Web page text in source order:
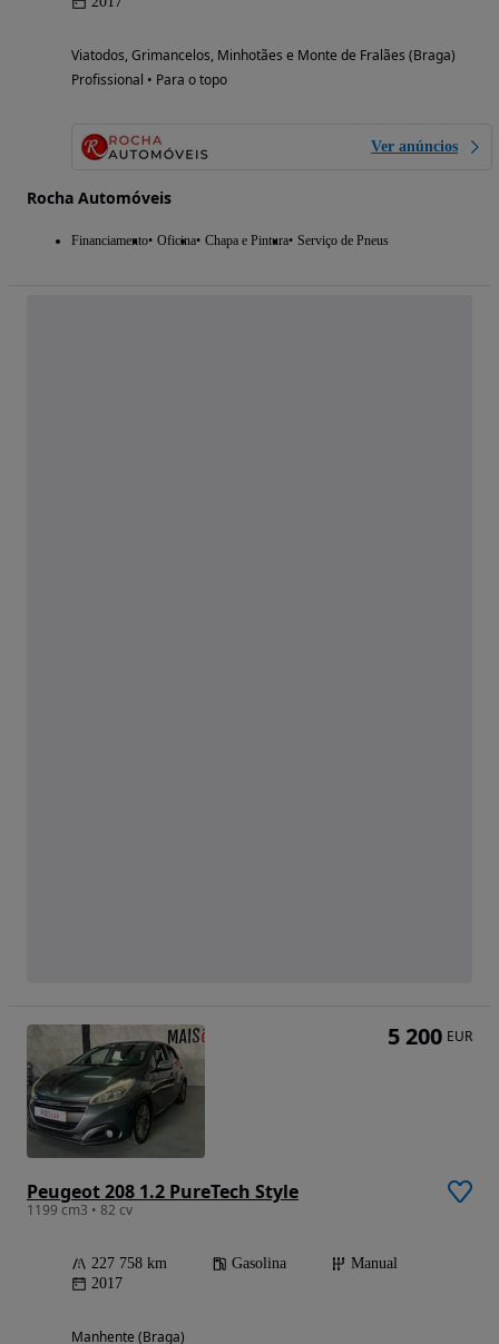
Viatodos, Grimancelos, Minhotães e Monte de Fralães (Braga)
Profissional • Para o topo
Ver anúncios
Rocha Automóveis
Financiamento Oficina Chapa e Pintura Serviço de Pneus
Peugeot 208 1.2 PureTech Style
1199 cm3 • 82 cv
227 758 km Gasolina
Manual
2017
Manhente (Braga)
5 200 EUR